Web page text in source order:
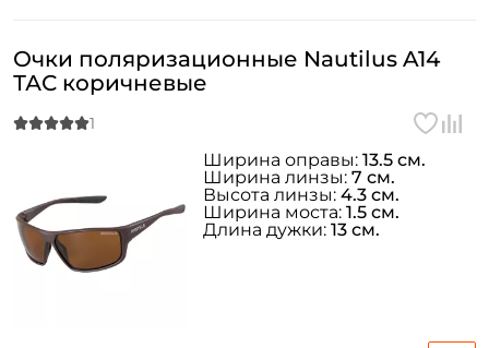
Очки поляризационные Nautilus A14
ТАС коричневые
Ширина оправы: 13.5 см.
Ширина линзы: 7 см.
Высота линзы: 4.3 см.
Ширина моста: 1.5 см.
Длина дужки: 13 см.